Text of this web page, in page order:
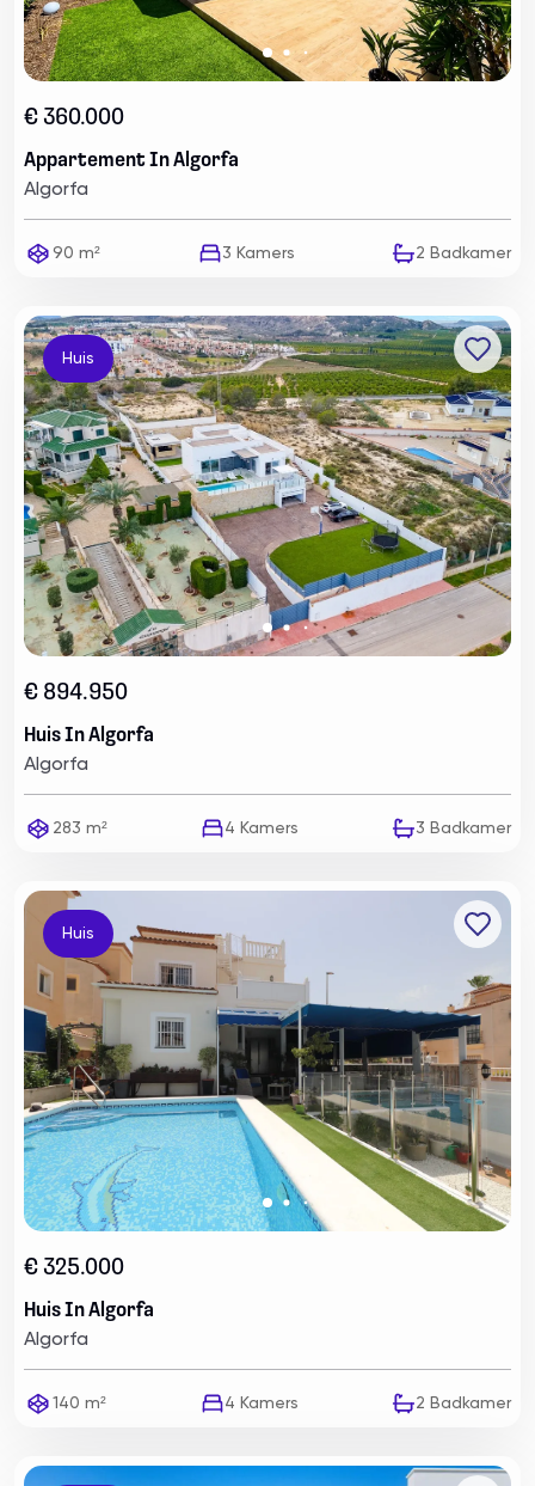
€ 360.000
Appartement In Algorfa
Algorfa
90 m² 3 Kamers 2 Badkamer
Huis
€ 894.950
Huis In Algorfa
Algorfa
283 m² 4 Kamers 3 Badkamer
Huis
€ 325.000
Huis In Algorfa
Algorfa
140 m² 4 Kamers 2 Badkamer